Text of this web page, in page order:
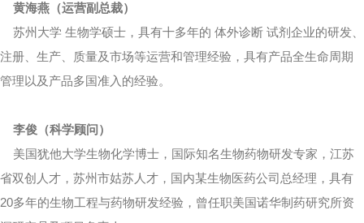
黄海燕（运营副总裁）
苏州大学 生物学硕士，具有十多年的 体外诊断 试剂企业的研发、
注册、生产、质量及市场等运营和管理经验，具有产品全生命周期
管理以及产品多国准入的经验。
李俊（科学顾问）
美国犹他大学生物化学博士，国际知名生物药物研发专家，江苏
省双创人才，苏州市姑苏人才，国内某生物医药公司总经理，具有
20多年的生物工程与药物研发经验，曾任职美国诺华制药研究所资